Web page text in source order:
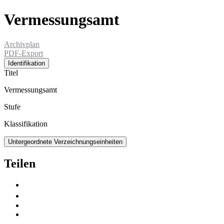
Vermessungsamt
Archivplan
PDF-Export
Identifikation
Titel
Vermessungsamt
Stufe
Klassifikation
Untergeordnete Verzeichnungseinheiten
Teilen